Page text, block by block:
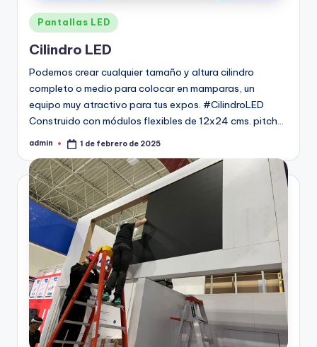
Pantallas LED
Cilindro LED
Podemos crear cualquier tamaño y altura cilindro
completo o medio para colocar en mamparas, un
equipo muy atractivo para tus expos. #CilindroLED
Construido con módulos flexibles de 12x24 cms. pitch…
admin 1 de febrero de 2025